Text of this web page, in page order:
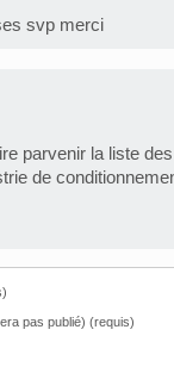
svp merci
parvenir la liste
de
pas publié) (requis)